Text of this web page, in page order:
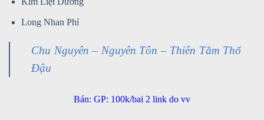
Long Nhan Phỉ
Chu Nguyên – Nguyên Tôn – Thiên Tằm Thổ
Đậu
Bán: GP: 100k/bai 2 link do vv